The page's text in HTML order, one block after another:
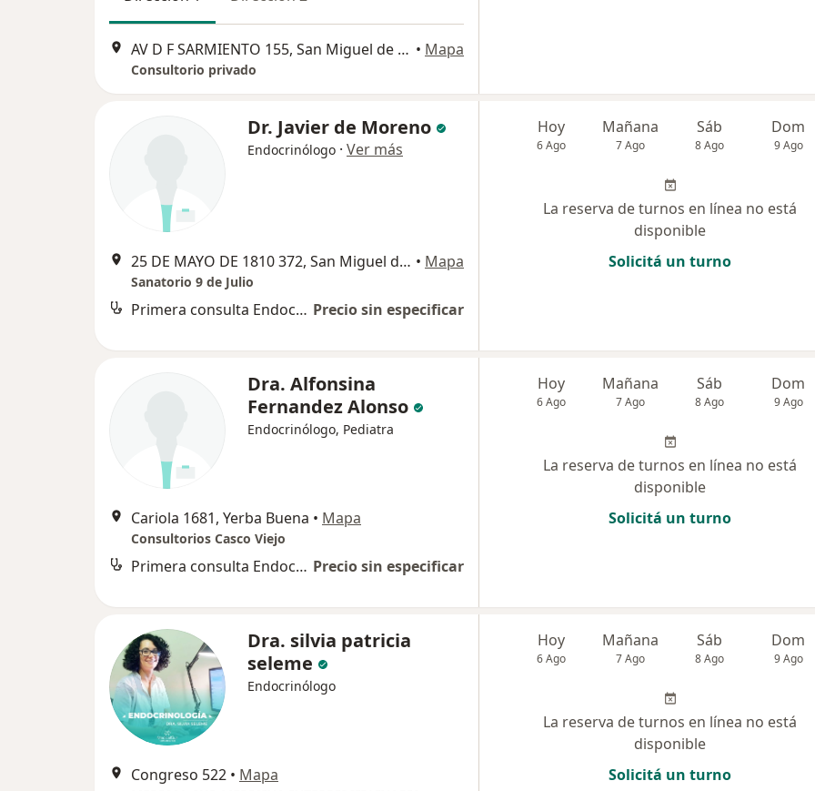
AV D F SARMIENTO 155, San Miguel de Tucumán • Mapa
Consultorio privado
Dr. Javier de Moreno
Endocrinólogo · Ver más
25 DE MAYO DE 1810 372, San Miguel de Tucumán • Mapa
Sanatorio 9 de Julio
Primera consulta Endocrinología Precio sin especificar
Hoy
6 Ago
Mañana
7 Ago
Sáb
8 Ago
Dom
9 Ago
La reserva de turnos en línea no está
disponible
Solicitá un turno
Dra. Alfonsina
Fernandez Alonso
Endocrinólogo, Pediatra
Cariola 1681, Yerba Buena • Mapa
Consultorios Casco Viejo
Primera consulta Endocrinología Precio sin especificar
Hoy
6 Ago
Mañana
7 Ago
Sáb
8 Ago
Dom
9 Ago
La reserva de turnos en línea no está
disponible
Solicitá un turno
Dra. silvia patricia
seleme
Endocrinólogo
Congreso 522 • Mapa
Hoy
6 Ago
Mañana
7 Ago
Sáb
8 Ago
Dom
9 Ago
La reserva de turnos en línea no está
disponible
Solicitá un turno